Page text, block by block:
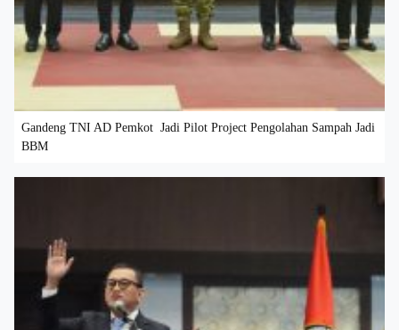
Gandeng TNI AD Pemkot Jadi Pilot Project Pengolahan Sampah Jadi
BBM